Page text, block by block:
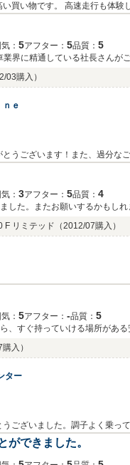
買い物です。 高速走行も体
ディーラーと、 安心して御
： 5アフター： 5品質： 5
界に精通している社長さん
かげで快適に運転できていま
03購入）
ｅ
うございます！また、過分な
くなったというトラブルは
ラブルを未然に回避すること
コトンお付き合いさせていた
： 3アフター： 5品質： 4
した。またお願いするかもし
リミテッド （2012/07購入）
： 5アフター： ‐品質： 5
、すぐ持っていける場所があ
入）
ター
ございました。調子よく乗っ
ができました。